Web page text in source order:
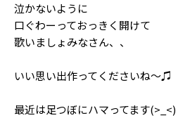
ミスセブンティーンニュース
MAGAZINE
バックナンバー
INFORMATION
Seventeen について
泣かないように
口ぐわーっておっきく開けて
歌いましょみなさん、、
いい思い出作ってくださいね〜♫
最近は足つぼにハマってます(>_<)